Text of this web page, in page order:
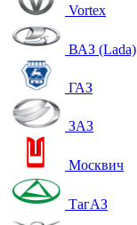
Vortex
ВАЗ (Lada)
ГАЗ
ЗАЗ
Москвич
ТагАЗ